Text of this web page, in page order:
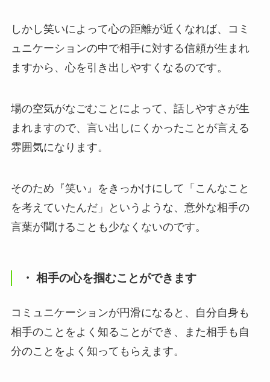
しかし笑いによって心の距離が近くなれば、コミ
ュニケーションの中で相手に対する信頼が生まれ
ますから、心を引き出しやすくなるのです。
場の空気がなごむことによって、話しやすさが生
まれますので、言い出しにくかったことが言える
雰囲気になります。
そのため『笑い』をきっかけにして「こんなこと
を考えていたんだ」というような、意外な相手の
言葉が聞けることも少なくないのです。
・ 相手の心を掴むことができます
コミュニケーションが円滑になると、自分自身も
相手のことをよく知ることができ、また相手も自
分のことをよく知ってもらえます。